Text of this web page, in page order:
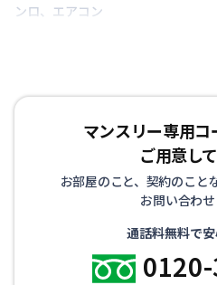
ンロ、 エアコン
マンスリー専用コ
ご用意し
お部屋のこと、契約のこと
お問い合わ
通話料無料で